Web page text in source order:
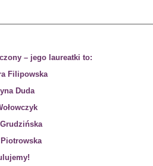
– jego laureatki to:
Filipowska
Duda
Piotrowska